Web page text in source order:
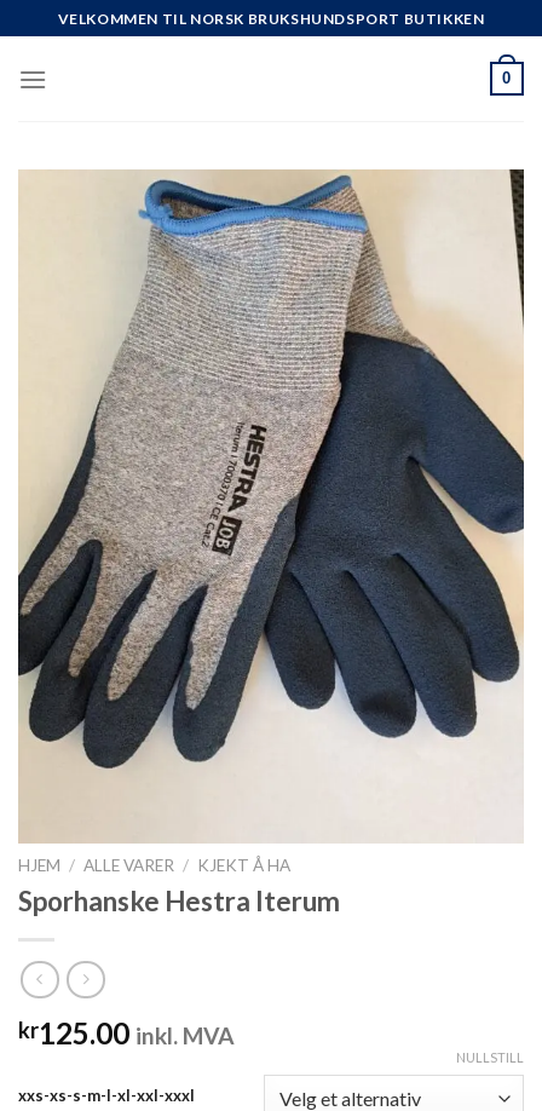
to
content
VELKOMMEN TIL NORSK BRUKSHUNDSPORT BUTIKKEN
0
HJEM / ALLE VARER / KJEKT Å HA
Sporhanske Hestra Iterum
kr125.00 inkl. MVA
xxs-xs-s-m-l-xl-xxl-xxxl
NULLSTILL